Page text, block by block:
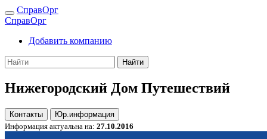
СправОрг
СправОрг
Добавить компанию
Найти
Нижегородский Дом Путешествий
Контакты
Юр.информация
Информация актуальна на: 27.10.2016